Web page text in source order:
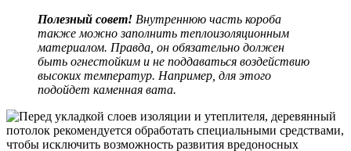
Полезный совет! Внутреннюю часть короба
также можно заполнить теплоизоляционным
материалом. Правда, он обязательно должен
быть огнестойким и не поддаваться воздействию
высоких температур. Например, для этого
подойдет каменная вата.